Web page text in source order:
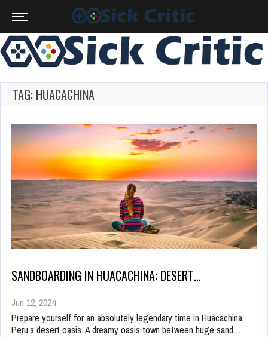
TAG: HUACACHINA
SANDBOARDING IN HUACACHINA: DESERT…
Jun 12, 2024
Prepare yourself for an absolutely legendary time in Huacachina,
Peru’s desert oasis. A dreamy oasis town between huge sand…